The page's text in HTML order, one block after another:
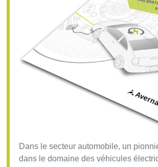
Dans le secteur automobile, un
dans le domaine des véhicules